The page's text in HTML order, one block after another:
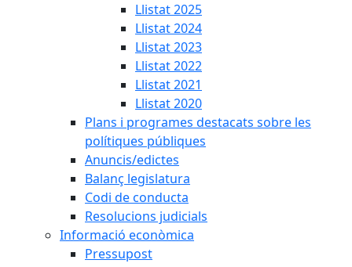
Llistat 2025
Llistat 2024
Llistat 2023
Llistat 2022
Llistat 2021
Llistat 2020
Plans i programes destacats sobre les
polítiques públiques
Anuncis/edictes
Balanç legislatura
Codi de conducta
Resolucions judicials
Informació econòmica
Pressupost